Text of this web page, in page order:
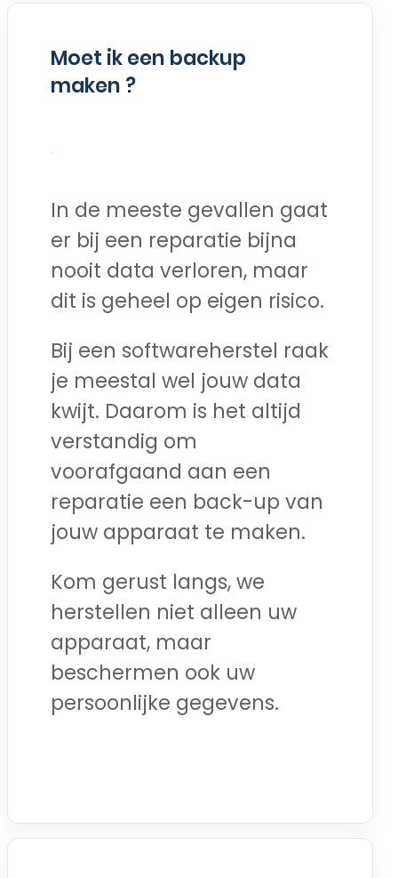
Moet ik een backup
maken ?
In de meeste gevallen gaat
er bij een reparatie bijna
nooit data verloren, maar
dit is geheel op eigen risico.
Bij een softwareherstel raak
je meestal wel jouw data
kwijt. Daarom is het altijd
verstandig om
voorafgaand aan een
reparatie een back-up van
jouw apparaat te maken.
Kom gerust langs, we
herstellen niet alleen uw
apparaat, maar
beschermen ook uw
persoonlijke gegevens.